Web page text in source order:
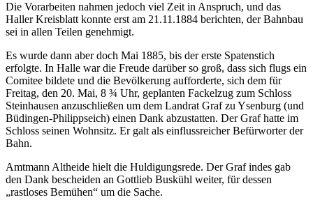
Die Vorarbeiten nahmen jedoch viel Zeit in Anspruch, und das
Haller Kreisblatt konnte erst am 21.11.1884 berichten, der Bahnbau
sei in allen Teilen genehmigt.
Es wurde dann aber doch Mai 1885, bis der erste Spatenstich
erfolgte. In Halle war die Freude darüber so groß, dass sich flugs ein
Comitee bildete und die Bevölkerung aufforderte, sich dem für
Freitag, den 20. Mai, 8 ¾ Uhr, geplanten Fackelzug zum Schloss
Steinhausen anzuschließen um dem Landrat Graf zu Ysenburg (und
Büdingen-Philippseich) einen Dank abzustatten. Der Graf hatte im
Schloss seinen Wohnsitz. Er galt als einflussreicher Befürworter der
Bahn.
Amtmann Altheide hielt die Huldigungsrede. Der Graf indes gab
den Dank bescheiden an Gottlieb Buskühl weiter, für dessen
„rastloses Bemühen“ um die Sache.